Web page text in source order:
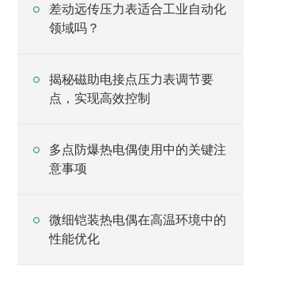
差动远传压力表适合工业自动化
领域吗？
揭秘磁助电接点压力表调节要
点，实现高效控制
多点防爆热电偶使用中的关键注
意事项
微细铠装热电偶在高温环境中的
性能优化